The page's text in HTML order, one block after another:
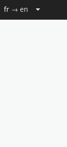
fr → en